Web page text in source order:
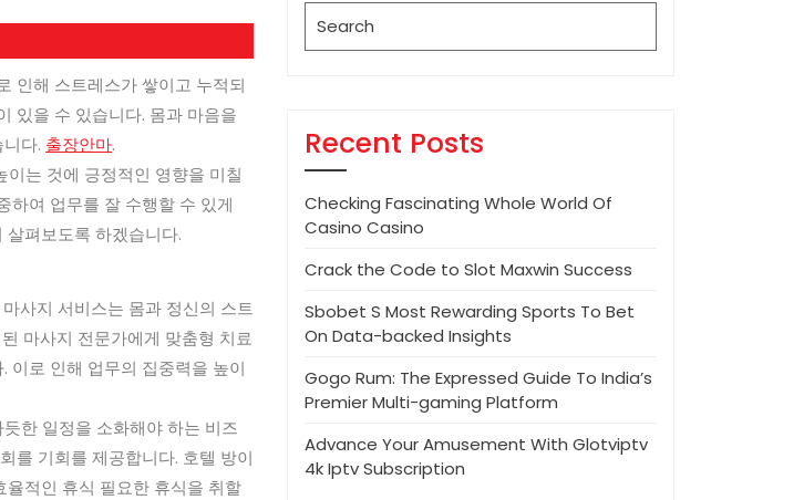
인해 스트레스가 쌓이고 누적되
있을 수 있습니다. 몸과 마음을
다. 출장안마.
는 것에 긍정적인 영향을 미칠
하여 업무를 잘 수행할 수 있게
펴보도록 하겠습니다.
사지 서비스는 몸과 정신의 스트
마사지 전문가에게 맞춤형 치료
이로 인해 업무의 집중력을 높이
한 일정을 소화해야 하는 비즈
를 기회를 제공합니다. 호텔 방이
적인 휴식 필요한 휴식을 취할
for:
Recent Posts
Checking Fascinating Whole World Of
Casino Casino
Crack the Code to Slot Maxwin Success
Sbobet S Most Rewarding Sports To Bet
On Data-backed Insights
Gogo Rum: The Expressed Guide To India’s
Premier Multi-gaming Platform
Advance Your Amusement With Glotviptv
4k Iptv Subscription